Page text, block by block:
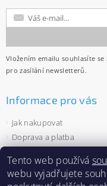
Vložením emailu souhlasíte se
pro zasílání newsletterů.
Informace pro vás
Jak nakupovat
Doprava a platba
Ochrana osobních údajů
Velkoobchod
Tento web používá
webu vyjadřujete